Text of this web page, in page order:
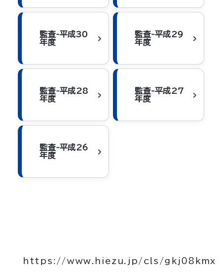
監査-平成30
年度
監査-平成29
年度
監査-平成28
年度
監査-平成27
年度
監査-平成26
年度
https://www.hiezu.jp/cls/gkj08kmx